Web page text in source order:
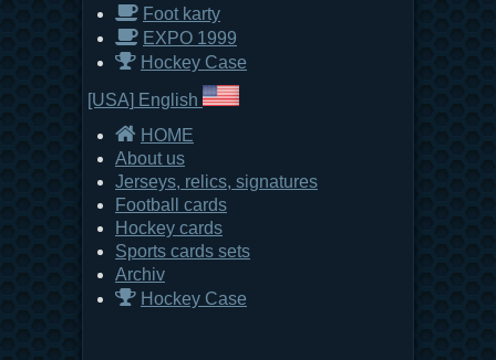
Foot karty
EXPO 1999
Hockey Case
[USA] English
HOME
About us
Jerseys, relics, signatures
Football cards
Hockey cards
Sports cards sets
Archiv
Hockey Case